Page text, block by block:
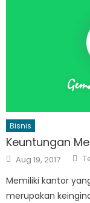
Bisnis
Keuntungan
Posted
on
Aug 19, 2017
Memiliki kantor
merupakan